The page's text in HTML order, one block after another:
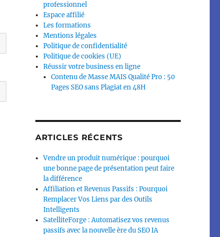
professionnel
Espace affilié
Les formations
Mentions légales
Politique de confidentialité
Politique de cookies (UE)
Réussir votre business en ligne
Contenu de Masse MAIS Qualité Pro : 50
Pages SEO sans Plagiat en 48H
ARTICLES RÉCENTS
Vendre un produit numérique : pourquoi
une bonne page de présentation peut faire
la différence
Affiliation et Revenus Passifs : Pourquoi
Remplacer Vos Liens par des Outils
Intelligents
SatelliteForge : Automatisez vos revenus
passifs avec la nouvelle ère du SEO IA